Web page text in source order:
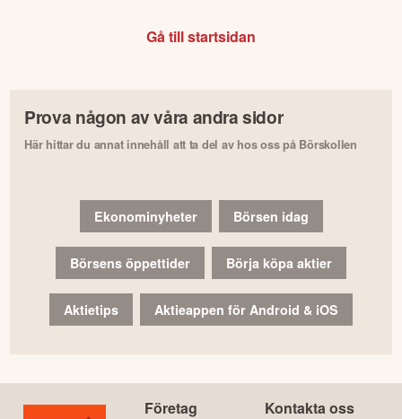
Gå till startsidan
Prova någon av våra andra sidor
Här hittar du annat innehåll att ta del av hos oss på Börskollen
Ekonominyheter Börsen idag
Börsens öppettider Börja köpa aktier
Aktietips Aktieappen för Android & iOS
Företag Kontakta oss